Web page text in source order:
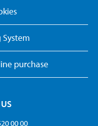
purchase
00 00